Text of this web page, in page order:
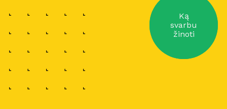
Ką
svarbu
žinoti